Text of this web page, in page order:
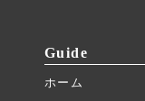
Guide
ホーム